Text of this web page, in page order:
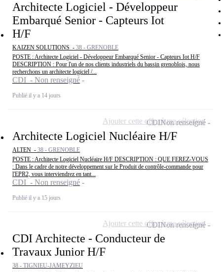
Architecte Logiciel - Développeur
Embarqué Senior - Capteurs Iot
H/F
KAIZEN SOLUTIONS - 38 - GRENOBLE
POSTE : Architecte Logiciel - Développeur Embarqué Senior - Capteurs Iot H/F
DESCRIPTION : Pour l'un de nos clients industriels du bassin grenoblois, nous
recherchons un architecte logiciel /...
CDI - Non renseigné
Publié il y a 14 jours
Architecte Logiciel Nucléaire H/F
ALTEN - 38 - GRENOBLE
POSTE : Architecte Logiciel Nucléaire H/F DESCRIPTION : QUE FEREZ-VOUS
: Dans le cadre de notre développement sur le Produit de contrôle-commande pour
l'EPR2, vous interviendrez en tant...
CDI - Non renseigné
Publié il y a 15 jours
CDINon renseigné
Ajouter cette offre à ma sélection
CDI Architecte - Conducteur de
Travaux Junior H/F
38 - TIGNIEU-JAMEYZIEU
CDINon renseigné
Ajouter cette offre à ma sélection